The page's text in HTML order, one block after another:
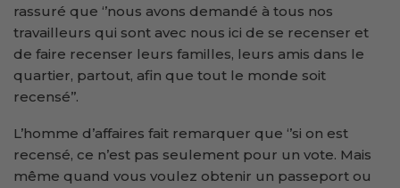
rassuré que ‘’nous avons demandé à tous nos
travailleurs qui sont avec nous ici de se recenser et
de faire recenser leurs familles, leurs amis dans le
quartier, partout, afin que tout le monde soit
recensé’’.
L’homme d’affaires fait remarquer que ‘’si on est
recensé, ce n’est pas seulement pour un vote. Mais
même quand vous voulez obtenir un passeport ou